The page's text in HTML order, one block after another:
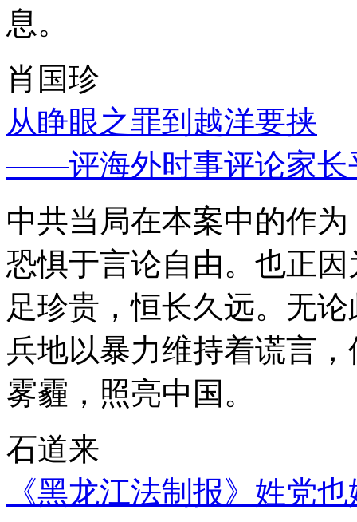
息。
肖国珍
从睁眼之罪到越洋要挟
——评海外时事评论家长
中共当局在本案中的作
恐惧于言论自由。也正
足珍贵，恒长久远。无
兵地以暴力维持着谎言
雾霾，照亮中国。
石道来
《黑龙江法制报》姓党